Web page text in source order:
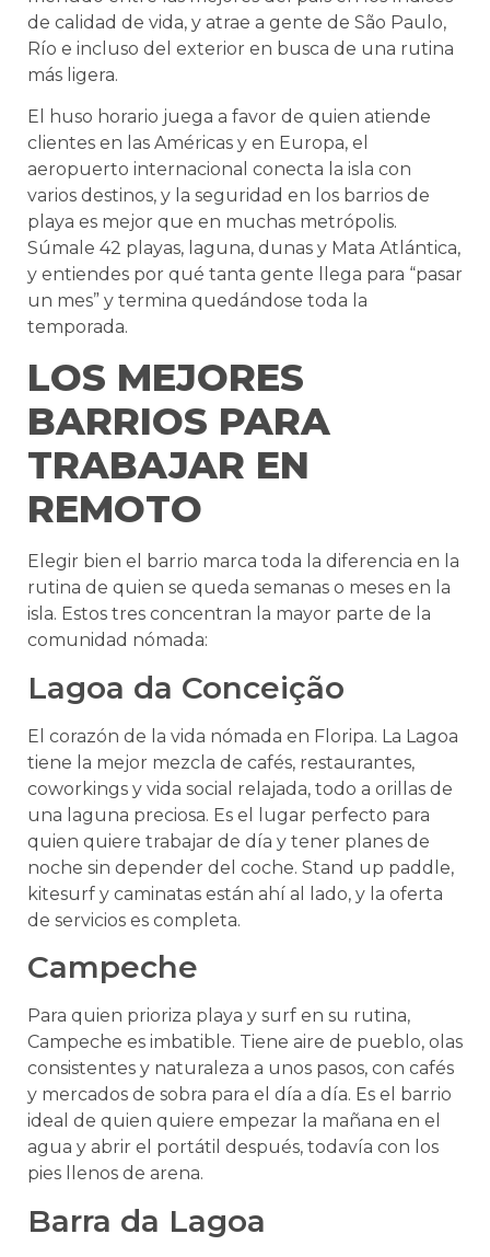
de calidad de vida, y atrae a gente de São Paulo,
Río e incluso del exterior en busca de una rutina
más ligera.
El huso horario juega a favor de quien atiende
clientes en las Américas y en Europa, el
aeropuerto internacional conecta la isla con
varios destinos, y la seguridad en los barrios de
playa es mejor que en muchas metrópolis.
Súmale 42 playas, laguna, dunas y Mata Atlántica,
y entiendes por qué tanta gente llega para “pasar
un mes” y termina quedándose toda la
temporada.
LOS MEJORES
BARRIOS PARA
TRABAJAR EN
REMOTO
Elegir bien el barrio marca toda la diferencia en la
rutina de quien se queda semanas o meses en la
isla. Estos tres concentran la mayor parte de la
comunidad nómada:
Lagoa da Conceição
El corazón de la vida nómada en Floripa. La Lagoa
tiene la mejor mezcla de cafés, restaurantes,
coworkings y vida social relajada, todo a orillas de
una laguna preciosa. Es el lugar perfecto para
quien quiere trabajar de día y tener planes de
noche sin depender del coche. Stand up paddle,
kitesurf y caminatas están ahí al lado, y la oferta
de servicios es completa.
Campeche
Para quien prioriza playa y surf en su rutina,
Campeche es imbatible. Tiene aire de pueblo, olas
consistentes y naturaleza a unos pasos, con cafés
y mercados de sobra para el día a día. Es el barrio
ideal de quien quiere empezar la mañana en el
agua y abrir el portátil después, todavía con los
pies llenos de arena.
Barra da Lagoa